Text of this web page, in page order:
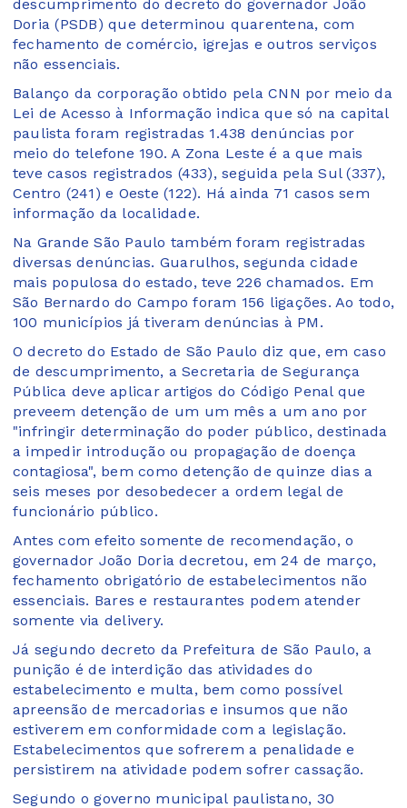
descumprimento do decreto do governador João
Doria (PSDB) que determinou quarentena, com
fechamento de comércio, igrejas e outros serviços
não essenciais.
Balanço da corporação obtido pela CNN por meio da
Lei de Acesso à Informação indica que só na capital
paulista foram registradas 1.438 denúncias por
meio do telefone 190. A Zona Leste é a que mais
teve casos registrados (433), seguida pela Sul (337),
Centro (241) e Oeste (122). Há ainda 71 casos sem
informação da localidade.
Na Grande São Paulo também foram registradas
diversas denúncias. Guarulhos, segunda cidade
mais populosa do estado, teve 226 chamados. Em
São Bernardo do Campo foram 156 ligações. Ao todo,
100 municípios já tiveram denúncias à PM.
O decreto do Estado de São Paulo diz que, em caso
de descumprimento, a Secretaria de Segurança
Pública deve aplicar artigos do Código Penal que
preveem detenção de um um mês a um ano por
"infringir determinação do poder público, destinada
a impedir introdução ou propagação de doença
contagiosa", bem como detenção de quinze dias a
seis meses por desobedecer a ordem legal de
funcionário público.
Antes com efeito somente de recomendação, o
governador João Doria decretou, em 24 de março,
fechamento obrigatório de estabelecimentos não
essenciais. Bares e restaurantes podem atender
somente via delivery.
Já segundo decreto da Prefeitura de São Paulo, a
punição é de interdição das atividades do
estabelecimento e multa, bem como possível
apreensão de mercadorias e insumos que não
estiverem em conformidade com a legislação.
Estabelecimentos que sofrerem a penalidade e
persistirem na atividade podem sofrer cassação.
Segundo o governo municipal paulistano, 30